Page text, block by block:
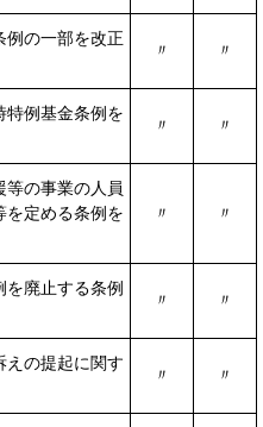
例の一部を改正
〃 〃
特例基金条例を
〃 〃
等の事業の人員
を定める条例を
〃 〃
廃止する条例
〃 〃
えの提起に関す
〃 〃